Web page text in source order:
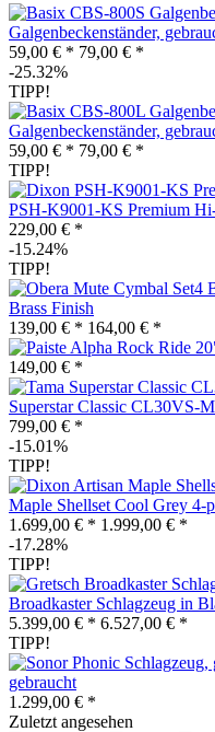
Galgenbeckenständer,
59,00 € * 79,00 € *
-25.32%
TIPP!
Galgenbeckenständer,
59,00 € * 79,00 € *
TIPP!
PSH-K9001-KS Premium
229,00 € *
-15.24%
TIPP!
Brass Finish
139,00 € * 164,00 € *
149,00 € *
Superstar Classic CL30VS-
799,00 € *
-15.01%
TIPP!
Maple Shellset Cool Grey 4-
1.699,00 € * 1.999,00 € *
-17.28%
TIPP!
Broadkaster Schlagzeug in
5.399,00 € * 6.527,00 € *
TIPP!
gebraucht
1.299,00 € *
Zuletzt angesehen